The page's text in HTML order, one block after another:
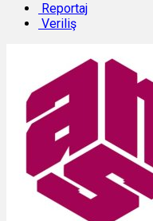
Reportaj
Veriliş